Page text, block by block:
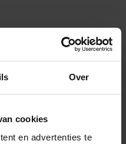
Over
cookies
en advertenties te